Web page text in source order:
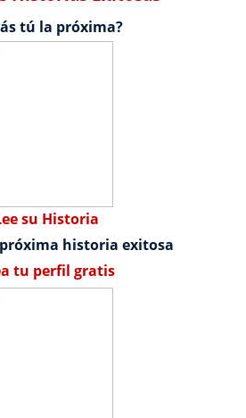
tú la próxima?
su Historia
historia exitosa
tu perfil gratis